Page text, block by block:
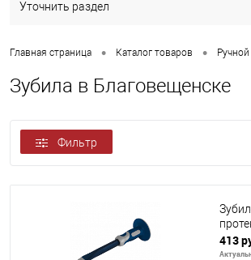
Уточнить раздел
Главная страница • Каталог товаров •
Зубила в Благовещенске
Фильтр
413